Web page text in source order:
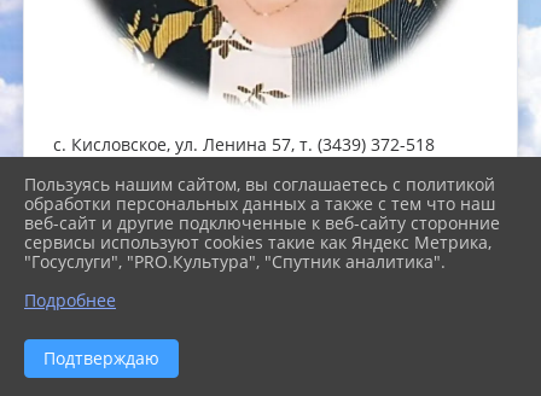
с. Кисловское, ул. Ленина 57, т. (3439) 372-518
библиотекарь: Щелконогова Ирина Николаевна
e-mail:kislovskaybibl@yandex.ru
Пользуясь нашим сайтом, вы соглашаетесь с политикой
обработки персональных данных а также с тем что наш
веб-сайт и другие подключенные к веб-сайту сторонние
сервисы используют cookies такие как Яндекс Метрика,
"Госуслуги", "PRO.Культура", "Спутник аналитика".
Подробнее
Подтверждаю